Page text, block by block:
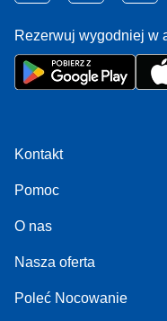
Rezerwuj wygodniej w
Kontakt
Pomoc
O nas
Nasza oferta
Poleć Nocowanie